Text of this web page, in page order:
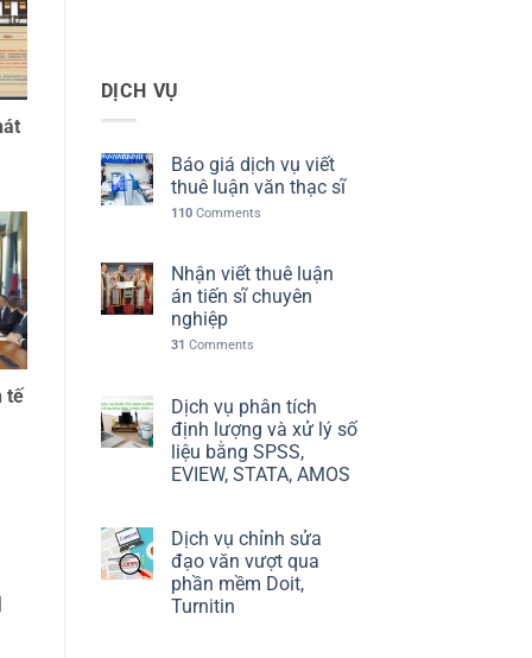
tế
DỊCH VỤ
Báo giá dịch vụ viết
thuê luận văn thạc sĩ
110Comments
Nhận viết thuê luận
án tiến sĩ chuyên
nghiệp
31 Comments
Dịch vụ phân tích
định lượng và xử lý số
liệu bằng SPSS,
EVIEW, STATA, AMOS
Dịch vụ chỉnh sửa
đạo văn vượt qua
phần mềm Doit,
Turnitin